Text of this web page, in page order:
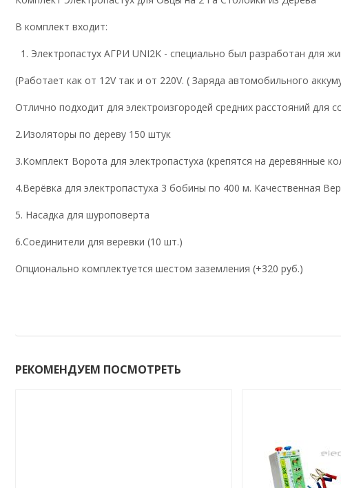
В комплект входит:
Электропастух АГРИ UNI2K - специально был разработан для
(Работает как от 12V так и от 220V. ( Заряда автомобильного
Отлично подходит для электроизгородей средних расстояний для
2.Изоляторы по дереву 150 штук
3.Комплект Ворота для электропастуха (крепятся на деревянные
4.Верёвка для электропастуха 3 бобины по 400 м. Качественная
5. Насадка для шуроповерта
6.Соединители для веревки (10 шт.)
Опционально комплектуется шестом заземления (+320 руб.)
РЕКОМЕНДУЕМ ПОСМОТРЕТЬ